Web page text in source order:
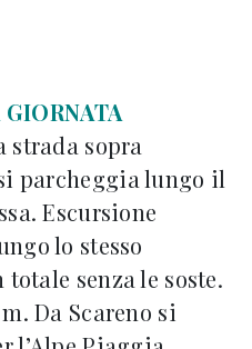
strada sopra
parcheggia lungo il
Escursione
lo stesso
senza le soste.
Da Scareno si